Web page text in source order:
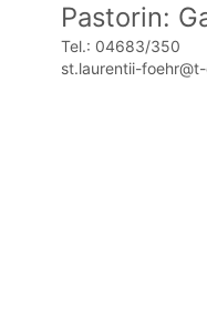
Pastorin:
Tel.: 04683/350
st.laurentii-